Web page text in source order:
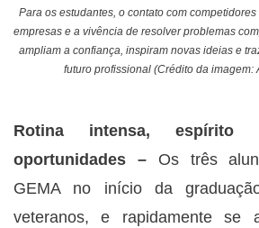
Para os estudantes, o contato com
empresas e a vivência de resolver problemas
ampliam a confiança, inspiram novas ideias e
futuro profissional (Crédito da imagem:
Rotina intensa,
oportunidades – Os três
GEMA no início da
veteranos, e rapidamente se